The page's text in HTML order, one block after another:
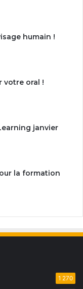
humain !
votre oral !
janvier
la formation
1 270